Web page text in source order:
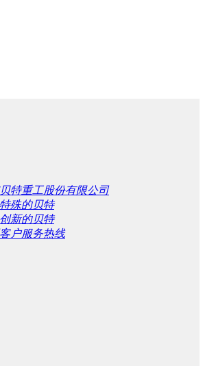
特重工股份有限公司
殊的贝特
新的贝特
户服务热线